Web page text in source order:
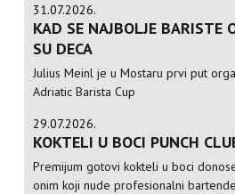
31.07.2026.
KAD SE NAJBOLJE BARISTE
SU DECA
Julius Meinl je u Mostaru prvi put
Adriatic Barista Cup
29.07.2026.
KOKTELI U BOCI PUNCH
Premijum gotovi kokteli u boci
onim koji nude profesionalni